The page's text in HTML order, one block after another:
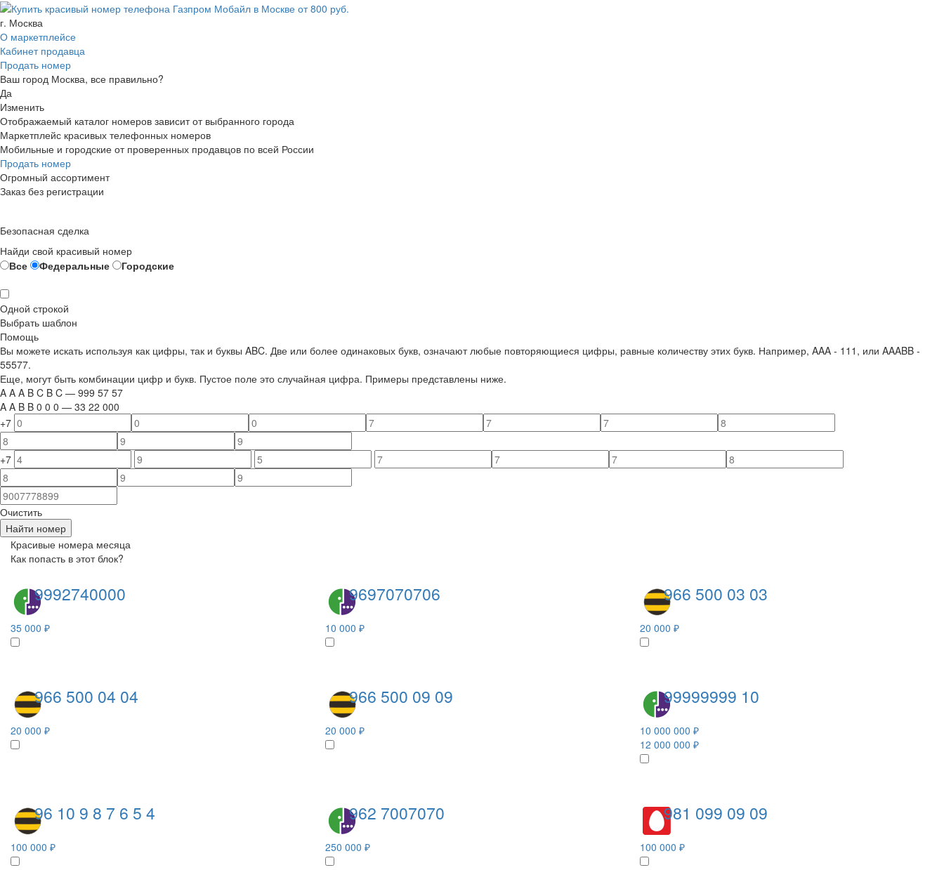
г. Москва
О маркетплейсе
Кабинет продавца
Продать номер
Ваш город Москва, все правильно?
Да
Изменить
Отображаемый каталог номеров зависит от выбранного города
Маркетплейс красивых телефонных номеров
Мобильные и городские от проверенных продавцов по всей России
Продать номер
Огромный ассортимент
Заказ без регистрации
Безопасная сделка
Найди свой красивый номер
Все
Федеральные Городские
Одной строкой
Выбрать шаблон
Помощь
Вы можете искать используя как цифры, так и буквы ABC. Две или более одинаковых букв, означают любые повторяющиеся цифры, равные количеству этих букв. Например, AAA - 111 , или AAABB -
55577.
Еще, могут быть комбинации цифр и букв. Пустое поле это случайная цифра. Примеры представлены ниже.
A A A B C B C — 999 57 57
A A B B 0 0 0 — 33 22 000
+7
+7
Очистить
Найти номер
Красивые номера месяца
Как попасть в этот блок?
9992740000
35 000 ₽
9697070706
10 000 ₽
966 500 03 03
20 000 ₽
966 500 04 04
20 000 ₽
966 500 09 09
20 000 ₽
99999999 10
10 000 000 ₽
12 000 000 ₽
96 10 9 8 7 6 5 4
100 000 ₽
962 7007070
250 000 ₽
981 099 09 09
100 000 ₽